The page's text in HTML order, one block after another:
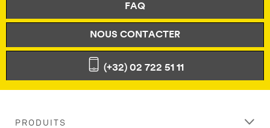
FAQ
NOUS CONTACTER
(+32) 02 722 51 11
PRODUITS